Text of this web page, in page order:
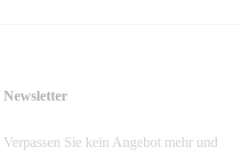
Newsletter
Verpassen Sie kein Angebot mehr und